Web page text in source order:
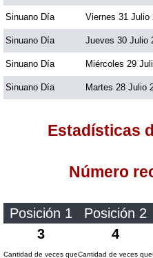
Dorado Tarde
Dorado Noche
Motilon Noche
Sinuano Día Viernes 31 Julio
Sinuano Día Jueves 30 Julio
Sinuano Día Miércoles 29
Sinuano Día Martes 28 Julio
Estadísticas
Número
Posición 1 Posición 2
3
4
Cantidad de veces queCantidad de veces que